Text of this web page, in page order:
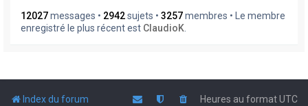
12027messages • 2942sujets • 3257membres • Le membre
enregistré le plus récent est ClaudioK
Index du forum Heures au formatUTC